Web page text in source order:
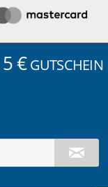
5 €GUTSCHEIN